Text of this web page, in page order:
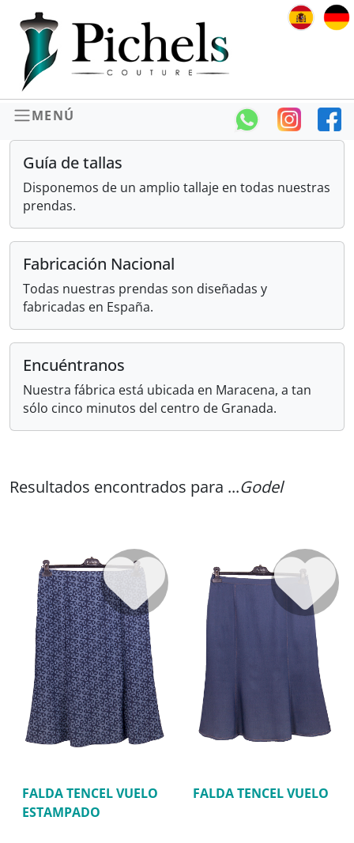
MENÚ
Guía de tallas
Disponemos de un amplio tallaje en todas nuestras
prendas.
Fabricación Nacional
Todas nuestras prendas son diseñadas y
fabricadas en España.
Encuéntranos
Nuestra fábrica está ubicada en Maracena, a tan
sólo cinco minutos del centro de Granada.
Resultados encontrados para ...Godel
FALDA TENCEL VUELO
ESTAMPADO
FALDA TENCEL VUELO